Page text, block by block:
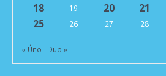
18
19 20 21
25 26 27 28
« Úno Dub »